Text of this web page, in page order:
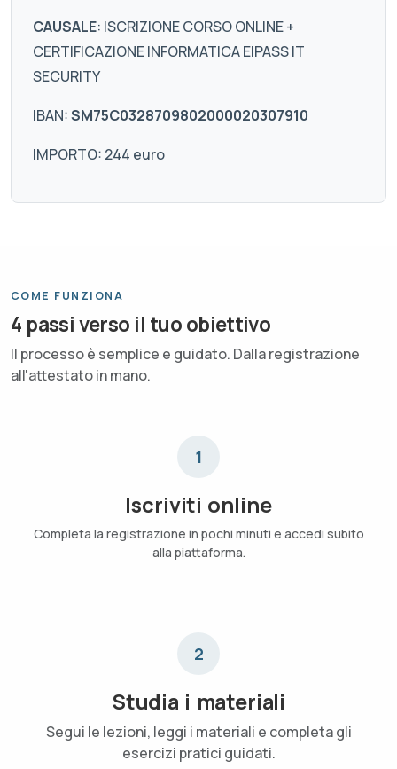
CAUSALE: ISCRIZIONE CORSO ONLINE +
CERTIFICAZIONE INFORMATICA EIPASS IT
SECURITY
IBAN:SM75C0328709802000020307910
IMPORTO: 244 euro
COME FUNZIONA
4 passi verso il tuo obiettivo
Il processo è semplice e guidato. Dalla registrazione
all'attestato in mano.
1
Iscriviti online
Completa la registrazione in pochi minuti e accedi subito
alla piattaforma.
2
Studia i materiali
Segui le lezioni, leggi i materiali e completa gli
esercizi pratici guidati.